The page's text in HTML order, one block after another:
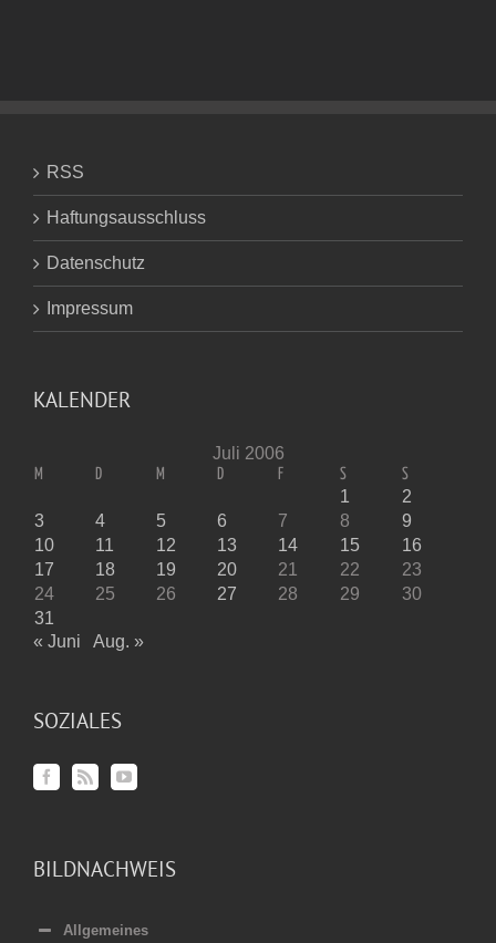
RSS
Haftungsausschluss
Datenschutz
Impressum
KALENDER
Juli 2006
M D M D F S S
1
2
3
4 5 6 7 8
9
10
11 12 13 14 15
16
17
18 19 20 21 22
23
24
25 26 27 28 29
30
31
« Juni
Aug. »
SOZIALES
BILDNACHWEIS
Allgemeines